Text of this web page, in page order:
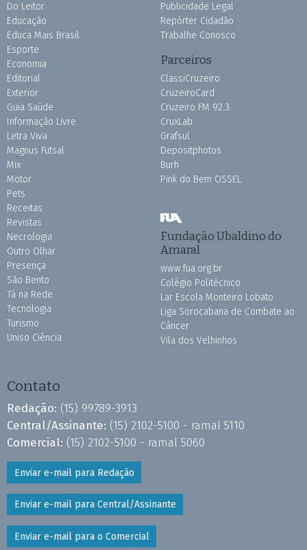
Do Leitor
Educação
Educa Mais Brasil
Esporte
Economia
Editorial
Exterior
Guia Saúde
Informação Livre
Letra Viva
Magnus Futsal
Mix
Motor
Pets
Receitas
Revistas
Necrologia
Outro Olhar
Presença
São Bento
Tá na Rede
Tecnologia
Turismo
Uniso Ciência
Publicidade Legal
Repórter Cidadão
Trabalhe Conosco
Parceiros
ClassiCruzeiro
CruzeiroCard
Cruzeiro FM 92.3
CruxLab
Grafsul
Depositphotos
Burh
Pink do Bem OSSEL
Fundação Ubaldino do
Amaral
www.fua.org.br
Colégio Politécnico
Lar Escola Monteiro Lobato
Liga Sorocabana de Combate ao
Câncer
Vila dos Velhinhos
Contato
Redação: (15) 99789-3913
Central/Assinante: (15) 2102-5100 - ramal 5110
Comercial: (15) 2102-5100 - ramal 5060
Enviar e-mail para Redação
Enviar e-mail para Central/Assinante
Enviar e-mail para o Comercial